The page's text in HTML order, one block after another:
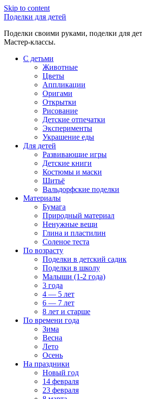
Skip to content
Поделки для детей
Поделки своими руками, поделки для
Мастер-классы.
С детьми
Животные
Цветы
Аппликации
Оригами
Открытки
Рисование
Детские отпечатки
Эксперименты
Украшение еды
Для детей
Развивающие игры
Детские книги
Костюмы и маски
Шитьё
Вальдорфские поделки
Материалы
Бумага
Природный материал
Ненужные вещи
Глина и пластилин
Соленое теста
По возрасту
Поделки в детский садик
Поделки в школу
Малыши (1-2 года)
3 года
4 — 5 лет
6 — 7 лет
8 лет и старше
По времени года
Зима
Весна
Лето
Осень
На праздники
Новый год
14 февраля
23 февраля